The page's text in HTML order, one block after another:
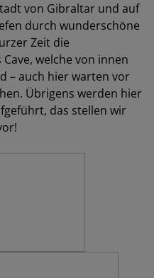
von Gibraltar und auf
durch wunderschöne
Zeit die
welche von innen
– auch hier warten vor
Übrigens werden hier
das stellen wir